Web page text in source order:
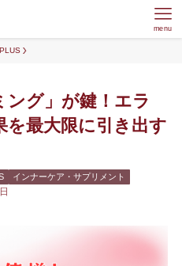
menu
ング」が鍵！エラ
を最大限に引き出す
インナーケア・サプリメント